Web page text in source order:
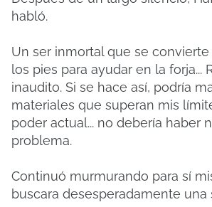
habló.
Un ser inmortal que se
los pies para ayudar en la forja...
inaudito. Si se hace así, podría
materiales que superan mis
poder actual... no debería haber
problema.
Continuó murmurando para sí
buscara desesperadamente una